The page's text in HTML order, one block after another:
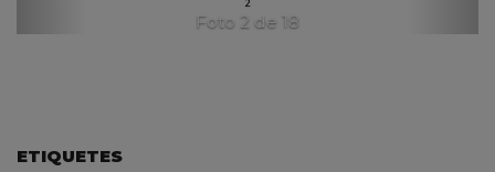
Foto 2 de 18
ETIQUETES